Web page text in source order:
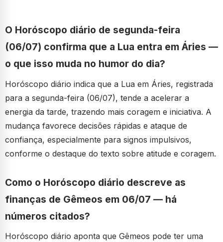
O Horóscopo diário de segunda-feira
(06/07) confirma que a Lua entra em Áries —
o que isso muda no humor do dia?
Horóscopo diário indica que a Lua em Áries, registrada
para a segunda-feira (06/07), tende a acelerar a
energia da tarde, trazendo mais coragem e iniciativa. A
mudança favorece decisões rápidas e ataque de
confiança, especialmente para signos impulsivos,
conforme o destaque do texto sobre atitude e coragem.
Como o Horóscopo diário descreve as
finanças de Gêmeos em 06/07 — há
números citados?
Horóscopo diário aponta que Gêmeos pode ter uma